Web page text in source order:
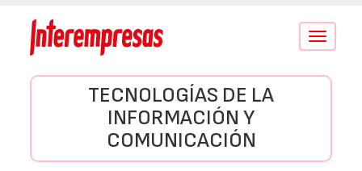
Conmutar
TECNOLOGÍAS DE LA
INFORMACIÓN Y
COMUNICACIÓN